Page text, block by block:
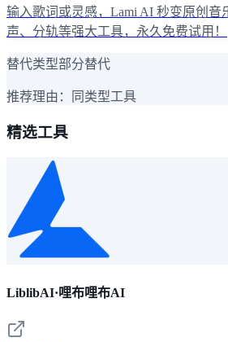
输入歌词或灵感，Lami AI 秒变原创音
声、分轨等强大工具，永久免费试用！
替代类型部分替代
推荐理由： 同类型工具
精选工具
LiblibAI·哩布哩布AI